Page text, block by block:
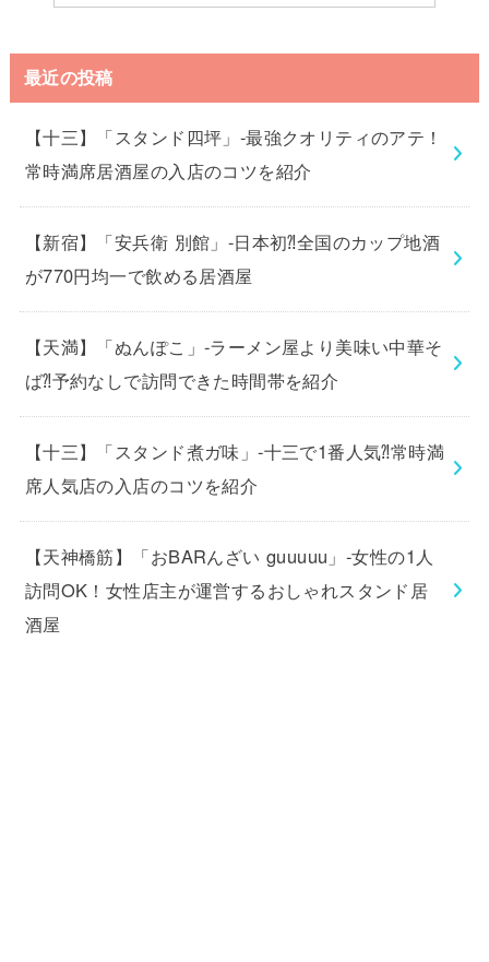
最近の投稿
【十三】「スタンド四坪」-最強クオリティのアテ！
常時満席居酒屋の入店のコツを紹介
【新宿】「安兵衛 別館」-日本初⁈全国のカップ地酒
が770円均一で飲める居酒屋
【天満】「ぬんぽこ」-ラーメン屋より美味い中華そ
ば⁈予約なしで訪問できた時間帯を紹介
【十三】「スタンド煮ガ味」-十三で1番人気⁈常時満
席人気店の入店のコツを紹介
【天神橋筋】「おBARんざい guuuuu」-女性の1人
訪問OK！女性店主が運営するおしゃれスタンド居
酒屋